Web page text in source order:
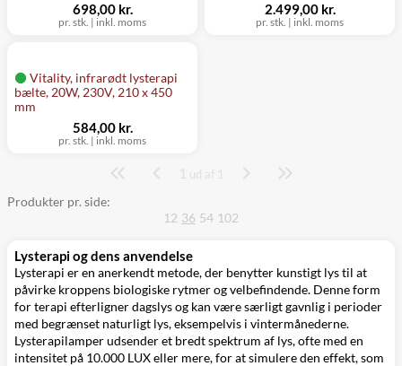
pr. stk. | inkl. moms
698,00 kr.
pr. stk. | inkl. moms
2.499,00 kr.
Vitality, infrarødt lysterapi
bælte, 20W, 230V, 210 x 450
mm
pr. stk. | inkl. moms
584,00 kr.
Side
1 ud af 1
Produkter pr. side:
12 36 54 102
Lysterapi og dens anvendelse
Lysterapi er en anerkendt metode, der benytter kunstigt lys til at
påvirke kroppens biologiske rytmer og velbefindende. Denne form
for terapi efterligner dagslys og kan være særligt gavnlig i perioder
med begrænset naturligt lys, eksempelvis i vintermånederne.
Lysterapilamper udsender et bredt spektrum af lys, ofte med en
intensitet på 10.000 LUX eller mere, for at simulere den effekt, som